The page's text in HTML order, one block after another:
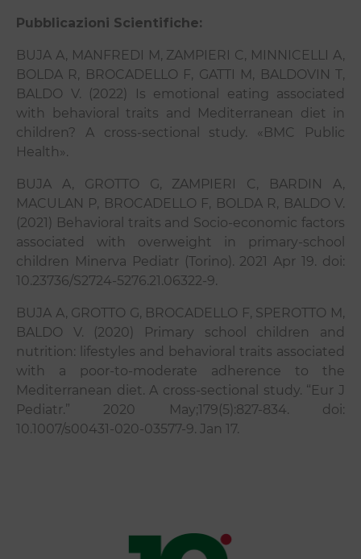
Pubblicazioni Scientifiche:
BUJA A, MANFREDI M, ZAMPIERI C, MINNICELLI A,
BOLDA R, BROCADELLO F, GATTI M, BALDOVIN T,
BALDO V. (2022) Is emotional eating associated
with behavioral traits and Mediterranean diet in
children? A cross-sectional study. «BMC Public
Health».
BUJA A, GROTTO G, ZAMPIERI C, BARDIN A,
MACULAN P, BROCADELLO F, BOLDA R, BALDO V.
(2021) Behavioral traits and Socio-economic factors
associated with overweight in primary-school
children Minerva Pediatr (Torino). 2021 Apr 19. doi:
10.23736/S2724-5276.21.06322-9.
BUJA A, GROTTO G, BROCADELLO F, SPEROTTO M,
BALDO V. (2020) Primary school children and
nutrition: lifestyles and behavioral traits associated
with a poor-to-moderate adherence to the
Mediterranean diet. A cross-sectional study. “Eur J
Pediatr.” 2020 May;179(5):827-834. doi:
10.1007/s00431-020-03577-9. Jan 17.